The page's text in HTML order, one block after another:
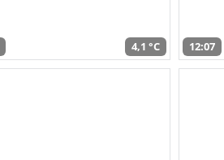
4,1 °C 12:07